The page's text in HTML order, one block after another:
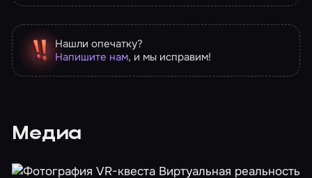
Нашли опечатку?
Напишите нам, и мы исправим!
Медиа